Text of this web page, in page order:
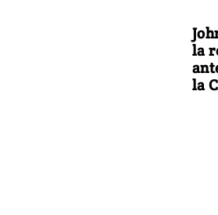
la
la